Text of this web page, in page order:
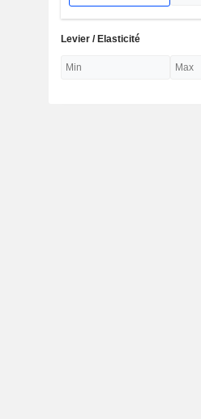
Levier / Elasticité